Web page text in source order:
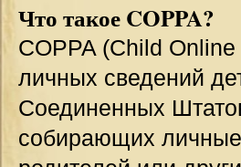
Что такое COPPA?
COPPA (Child
личных сведений
Соединенных
собирающих